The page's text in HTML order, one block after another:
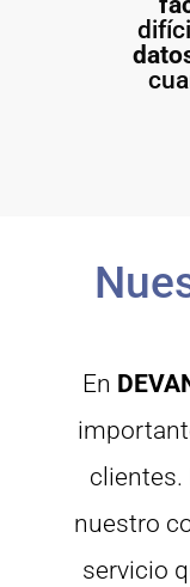
En
clientes.
nuestro
servicio